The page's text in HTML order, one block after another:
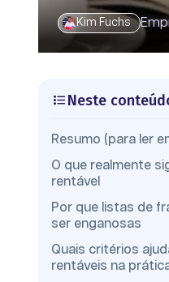
Kim Fuchs
Neste
Resumo (para ler
O que realmente
rentável
Por que listas de
ser enganosas
Quais critérios
rentáveis na